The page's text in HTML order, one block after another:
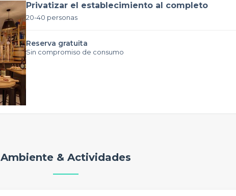
Privatizar el establecimiento al completo
20-40 personas
Reserva gratuita
Sin compromiso de consumo
Ambiente & Actividades